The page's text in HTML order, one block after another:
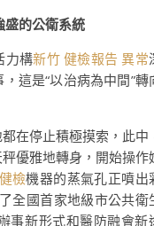
盛的公衛系統
力構新竹 健檢報告 異常
這是“以治病為中間”轉
在停止積極摸索，此中
優雅地轉身，開始操作
檢機器的蒸氣孔正噴出
全國首家地級市公共衛
事新形式和醫防融會新